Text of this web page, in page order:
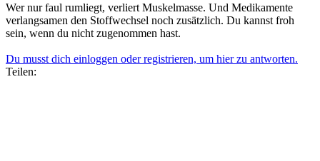
Wer nur faul rumliegt, verliert Muskelmasse. Und Medikamente
verlangsamen den Stoffwechsel noch zusätzlich. Du kannst froh
sein, wenn du nicht zugenommen hast.
Du musst dich einloggen oder registrieren, um hier zu antworten.
Teilen: